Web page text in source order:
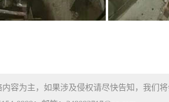
容为主，如果涉及侵权请尽快告知，我们